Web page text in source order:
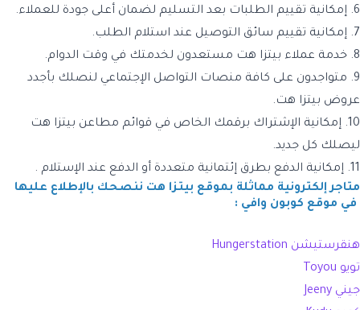
6. إمكانية تقييم الطلبات بعد التسليم لضمان أعلى جودة للعملاء.
7. إمكانية تقييم سائق التوصيل عند استلام الطلب.
8. خدمة عملاء بيتزا هت مستعدون لخدمتك في وقت الدوام.
9. متواجدون على كافة منصات التواصل الإجتماعي لنصلك بأجدد
عروض بيتزا هت.
10. إمكانية الإشتراك برقمك الخاص في قوائم مطاعن بيتزا هت
ليصلك كل جديد.
11. إمكانية الدفع بطرق إئتمانية متعددة أو الدفع عند الإستلام .
متاجر إلكترونية مماثلة بموقع بيتزا هت ننصحك بالإطلاع عليها
في موقع كوبون وافي :
هنقرستيشن Hungerstation
تويو Toyou
جيني Jeeny